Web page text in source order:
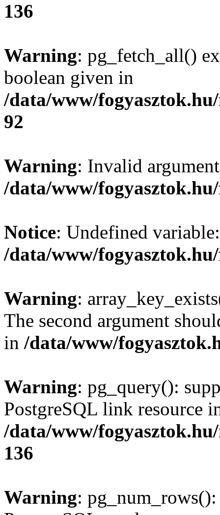
136
Warning: pg_fetch_all()
boolean given in
/data/www/
92
Warning: Invalid
/data/www/
Notice: Undefined
/data/www/
Warning:
The second argument
in /data/www/
Warning: pg_query():
PostgreSQL link resource
/data/www/
136
Warning: